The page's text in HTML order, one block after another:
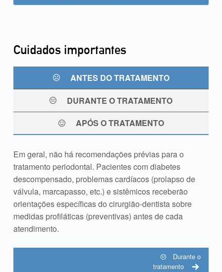
Cuidados importantes
ANTES DO TRATAMENTO
DURANTE O TRATAMENTO
APÓS O TRATAMENTO
Antes do tratamento
Em geral, não há recomendações prévias para o
tratamento periodontal. Pacientes com diabetes
descompensado, problemas cardíacos (prolapso de
válvula, marcapasso, etc.) e sistêmicos receberão
orientações específicas do cirurgião-dentista sobre
medidas profiláticas (preventivas) antes de cada
atendimento.
Durante o
tratamento